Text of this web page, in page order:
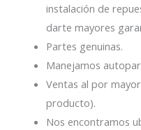
instalación de
darte mayores
Partes genuinas.
Manejamos
Ventas al por
producto).
Nos encontramos